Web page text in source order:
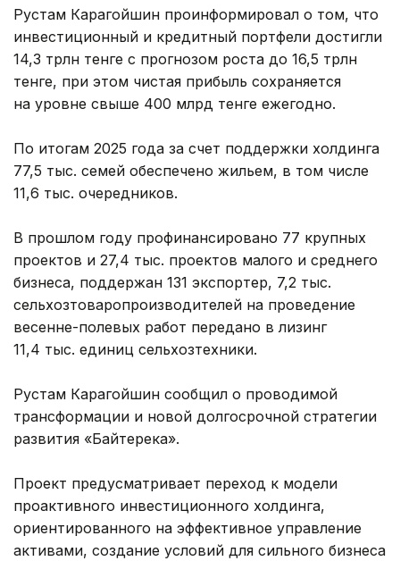
Рустам Карагойшин проинформировал о том, что
инвестиционный и кредитный портфели достигли
14,3 трлн тенге с прогнозом роста до 16,5 трлн
тенге, при этом чистая прибыль сохраняется
на уровне свыше 400 млрд тенге ежегодно.
По итогам 2025 года за счет поддержки холдинга
77,5 тыс. семей обеспечено жильем, в том числе
11,6 тыс. очередников.
В прошлом году профинансировано 77 крупных
проектов и 27,4 тыс. проектов малого и среднего
бизнеса, поддержан 131 экспортер, 7,2 тыс.
сельхозтоваропроизводителей на проведение
весенне-полевых работ передано в лизинг
11,4 тыс. единиц сельхозтехники.
Рустам Карагойшин сообщил о проводимой
трансформации и новой долгосрочной стратегии
развития «Байтерека».
Проект предусматривает переход к модели
проактивного инвестиционного холдинга,
ориентированного на эффективное управление
активами, создание условий для сильного бизнеса